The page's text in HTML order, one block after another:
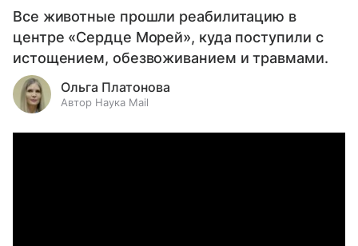
Все животные прошли реабилитацию в
центре «Сердце Морей», куда поступили с
истощением, обезвоживанием и травмами.
Ольга Платонова
Автор Наука Mail